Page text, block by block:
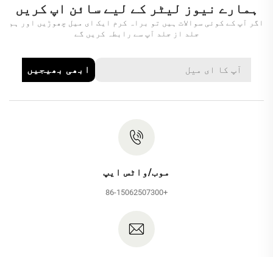
ہمارے نیوز لیٹر کے لیے سائن اپ کریں
اگر آپ کے کوئی سوالات ہیں تو براہ کرم ایک ای میل چھوڑیں اور ہم
جلد از جلد آپ سے رابطہ کریں گے
ابھی بھیجیں
موب/واٹس ایپ
+86-15062507300